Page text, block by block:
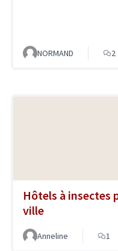
NORMAND 2
Hôtels à insectes
ville
Anneline 1